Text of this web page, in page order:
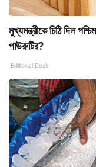
মুখ্যমন্ত্রীকে চিঠি দিল
পাউরুটির?
Editorial Desk